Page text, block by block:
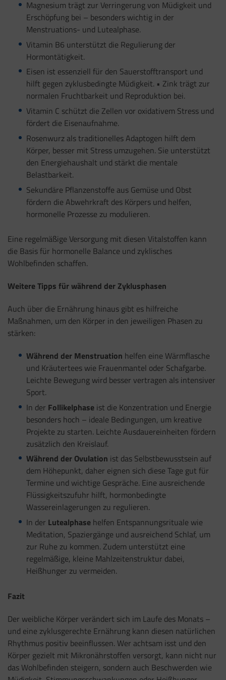
Magnesium trägt zur Verringerung von Müdigkeit und
Erschöpfung bei – besonders wichtig in der
Menstruations- und Lutealphase.
Vitamin B6 unterstützt die Regulierung der
Hormontätigkeit.
Eisen ist essenziell für den Sauerstofftransport und
hilft gegen zyklusbedingte Müdigkeit. • Zink trägt zur
normalen Fruchtbarkeit und Reproduktion bei.
Vitamin C schützt die Zellen vor oxidativem Stress und
fördert die Eisenaufnahme.
Rosenwurz als traditionelles Adaptogen hilft dem
Körper, besser mit Stress umzugehen. Sie unterstützt
den Energiehaushalt und stärkt die mentale
Belastbarkeit.
Sekundäre Pflanzenstoffe aus Gemüse und Obst
fördern die Abwehrkraft des Körpers und helfen,
hormonelle Prozesse zu modulieren.
Eine regelmäßige Versorgung mit diesen Vitalstoffen kann
die Basis für hormonelle Balance und zyklisches
Wohlbefinden schaffen.
Weitere Tipps für während der Zyklusphasen
Auch über die Ernährung hinaus gibt es hilfreiche
Maßnahmen, um den Körper in den jeweiligen Phasen zu
stärken:
Während der Menstruation helfen eine Wärmflasche
und Kräutertees wie Frauenmantel oder Schafgarbe.
Leichte Bewegung wird besser vertragen als intensiver
Sport.
In der Follikelphaseist die Konzentration und Energie
besonders hoch – ideale Bedingungen, um kreative
Projekte zu starten. Leichte Ausdauereinheiten fördern
zusätzlich den Kreislauf.
Während der Ovulation ist das Selbstbewusstsein auf
dem Höhepunkt, daher eignen sich diese Tage gut für
Termine und wichtige Gespräche. Eine ausreichende
Flüssigkeitszufuhr hilft, hormonbedingte
Wassereinlagerungen zu regulieren.
In der Lutealphasehelfen Entspannungsrituale wie
Meditation, Spaziergänge und ausreichend Schlaf, um
zur Ruhe zu kommen. Zudem unterstützt eine
regelmäßige, kleine Mahlzeitenstruktur dabei,
Heißhunger zu vermeiden.
Fazit
Der weibliche Körper verändert sich im Laufe des Monats –
und eine zyklusgerechte Ernährung kann diesen natürlichen
Rhythmus positiv beeinflussen. Wer achtsam isst und den
Körper gezielt mit Mikronährstoffen versorgt, kann nicht nur
das Wohlbefinden steigern, sondern auch Beschwerden wie